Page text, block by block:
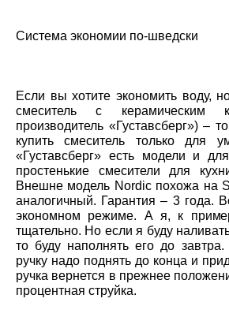
Система экономии по-шведски
Если вы хотите экономить воду,
смеситель с керамическим
производитель «Густавсберг») –
купить смеситель только для
«Густавсберг» есть модели и
простенькие смесители для
Внешне модель Nordic похожа на
аналогичный. Гарантия – 3 года.
экономном режиме. А я, к
тщательно. Но если я буду
то буду наполнять его до
ручку надо поднять до конца и
ручка вернется в прежнее
процентная струйка.